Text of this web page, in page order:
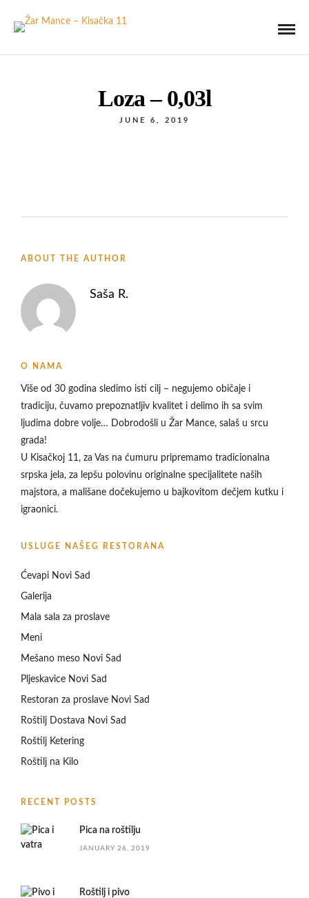
Loza – 0,03l
JUNE 6, 2019
ABOUT THE AUTHOR
Saša R.
O NAMA
Više od 30 godina sledimo isti cilj – negujemo običaje i
tradiciju, čuvamo prepoznatljiv kvalitet i delimo ih sa svim
ljudima dobre volje… Dobrodošli u Žar Mance, salaš u srcu
grada!
U Kisačkoj 11, za Vas na ćumuru pripremamo tradicionalna
srpska jela, za lepšu polovinu originalne specijalitete naših
majstora, a mališane dočekujemo u bajkovitom dečjem kutku i
igraonici.
USLUGE NAŠEG RESTORANA
Ćevapi Novi Sad
Galerija
Mala sala za proslave
Meni
Mešano meso Novi Sad
Pljeskavice Novi Sad
Restoran za proslave Novi Sad
Roštilj Dostava Novi Sad
Roštilj Ketering
Roštilj na Kilo
RECENT POSTS
Pica na roštilju
JANUARY 26, 2019
Roštilj i pivo